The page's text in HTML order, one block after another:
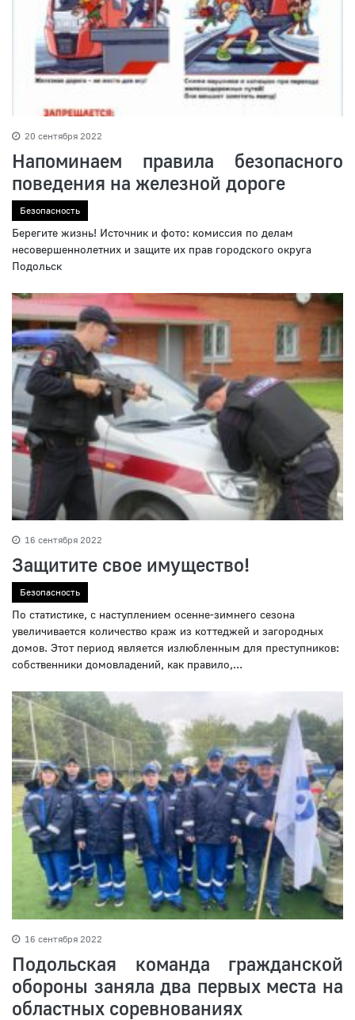
20 сентября 2022
Напоминаем правила безопасного
поведения на железной дороге
Безопасность
Берегите жизнь! Источник и фото: комиссия по делам
несовершеннолетних и защите их прав городского округа
Подольск
16 сентября 2022
Защитите свое имущество!
Безопасность
По статистике, с наступлением осенне-зимнего сезона
увеличивается количество краж из коттеджей и загородных
домов. Этот период является излюбленным для преступников:
собственники домовладений, как правило,...
16 сентября 2022
Подольская команда гражданской
обороны заняла два первых места на
областных соревнованиях